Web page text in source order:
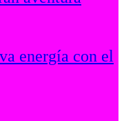
energía con el